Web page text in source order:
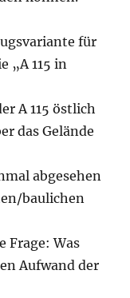
für
„A 115 in
A 115 östlich
das Gelände
abgesehen
baulichen
Frage: Was
Aufwand der